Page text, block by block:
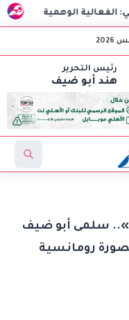
السفير
رئيس التحرير
هند أبو ضيف
سلمى أبو ضيف
رومانسية